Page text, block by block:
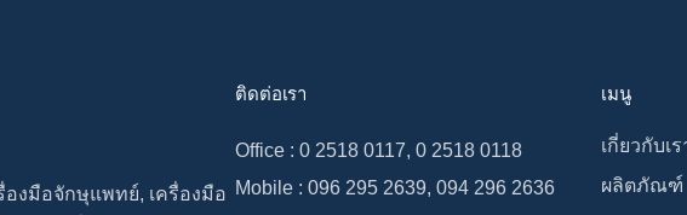
องมือจักษุแพทย์, เครื่องมือ
ติดต่อเรา
Office : 0 2518 0117, 0 2518 0118
Mobile : 096 295 2639, 094 296 2636
เมนู
เกี่ยวกับเร
ผลิตภัณฑ์